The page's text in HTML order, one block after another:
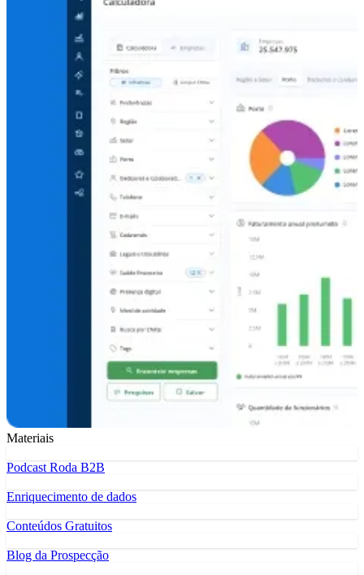
Materiais
Podcast Roda B2B
Enriquecimento de dados
Conteúdos Gratuitos
Blog da Prospecção